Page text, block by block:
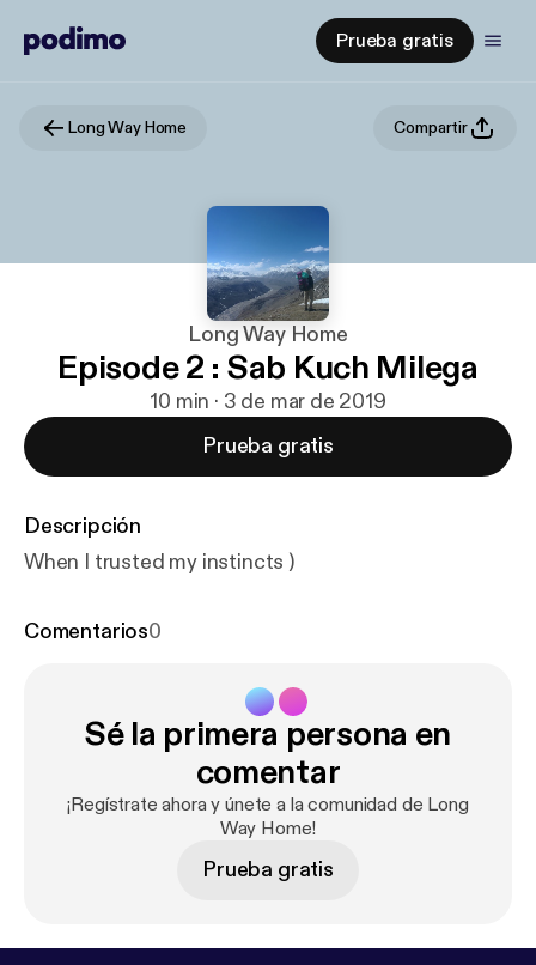
Prueba gratis
Long Way Home Compartir
Long Way Home
Episode 2 : Sab Kuch Milega
10 min · 3 de mar de 2019
Prueba gratis
Descripción
When I trusted my instincts )
Comentarios0
Sé la primera persona en
comentar
¡Regístrate ahora y únete a la comunidad de Long
Way Home!
Prueba gratis